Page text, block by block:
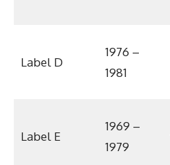
Label D
1976 –
1981
Label E
1969 –
1979